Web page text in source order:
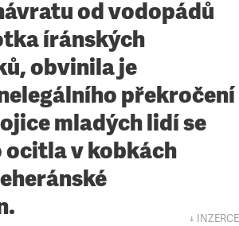
od vodopádů
íránských
obvinila je
překročení
mladých lidí se
ocitla v kobkách
↓ INZERCE